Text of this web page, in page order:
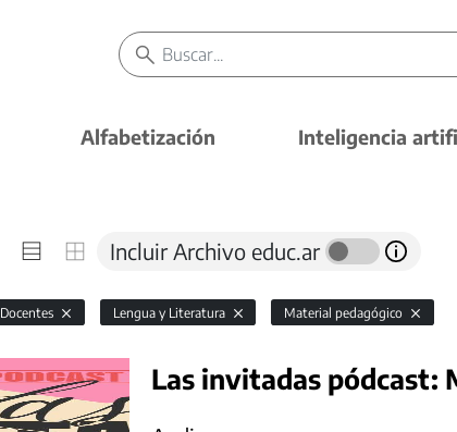
Alfabetización Inteligencia
Incluir Archivo educ.ar
Docentes Lengua y Literatura Material pedagógico
Las invitadas pódcast: